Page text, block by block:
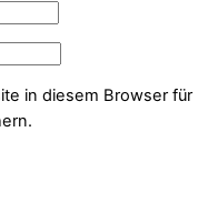
in diesem Browser für